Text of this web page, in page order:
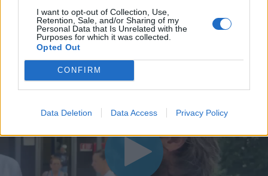
I want to opt-out of Collection, Use,
Retention, Sale, and/or Sharing of my
Personal Data that Is Unrelated with the
Purposes for which it was collected.
Opted Out
CONFIRM
Data Deletion Data Access Privacy Policy